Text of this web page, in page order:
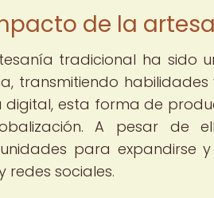
de la
tradicional ha sido
transmitiendo
digital, esta forma de
A pesar de
para expandirse
redes sociales.